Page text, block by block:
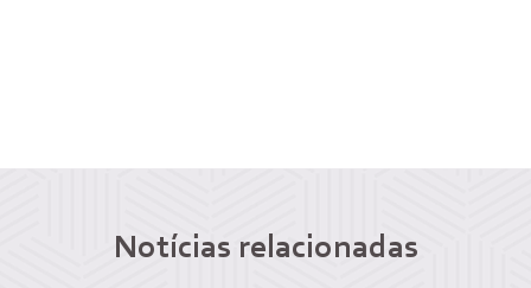
Notícias relacionadas